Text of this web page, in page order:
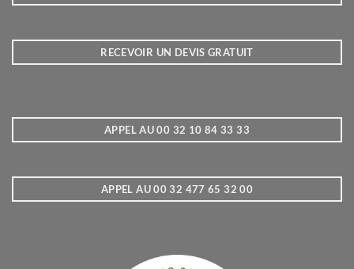
RECEVOIR UN DEVIS GRATUIT
APPEL AU 00 32 10 84 33 33
APPEL AU 00 32 477 65 32 00